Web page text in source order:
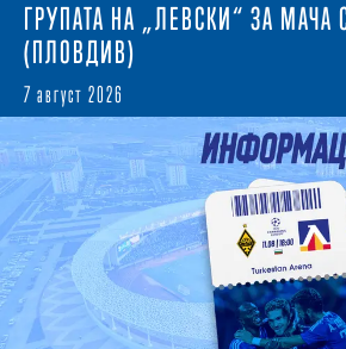
ГРУПАТА НА „ЛЕВСКИ“ ЗА
(ПЛОВДИВ)
7 август 2026